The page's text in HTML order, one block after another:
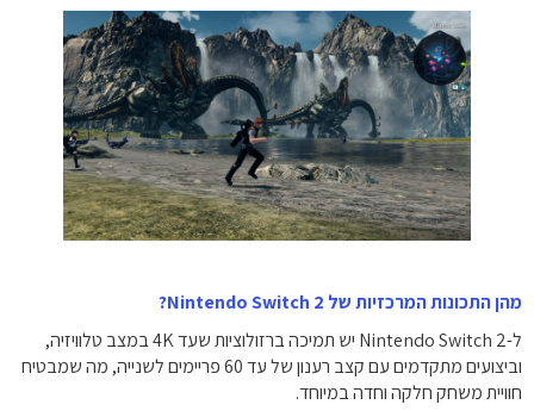
מהן התכונות המרכזיות של Nintendo Switch 2?
ל-Nintendo Switch 2 יש תמיכה ברזולוציות שעד ‎4K במצב טלוויזיה,
וביצועים מתקדמים עם קצב רענון של עד 60 פריימים לשנייה, מה שמבטיח
חוויית משחק חלקה וחדה במיוחד.